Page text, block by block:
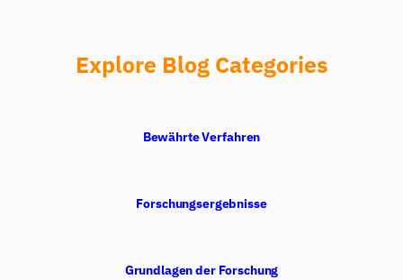
Explore Blog Categories
Bewährte Verfahren
Forschungsergebnisse
Grundlagen der Forschung